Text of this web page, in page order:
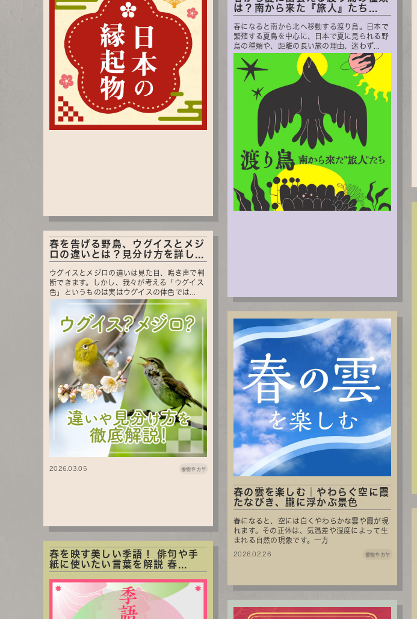
は？南から来た『旅人』たち...
春になると南から北へ移動する渡り鳥。日本で
繁殖する夏鳥を中心に、日本で夏に見られる野
鳥の種類や、距離の長い旅の理由、迷わず...
春を告げる野鳥、ウグイスとメジ
ロの違いとは？見分け方を詳し...
ウグイスとメジロの違いは見た目、鳴き声で判
断できます。しかし、我々が考える「ウグイス
色」というものは実はウグイスの体色では...
2026.03.05 倭物やカヤ
春の雲を楽しむ｜やわらぐ空に霞
たなびき、朧に浮かぶ景色
春になると、空には白くやわらかな雲や霞が現
れます。その正体は、気温差や湿度によって生
まれる自然の現象です。一方
2026.02.26 倭物やカヤ
春を映す美しい季語！ 俳句や手
紙に使いたい言葉を解説 春...